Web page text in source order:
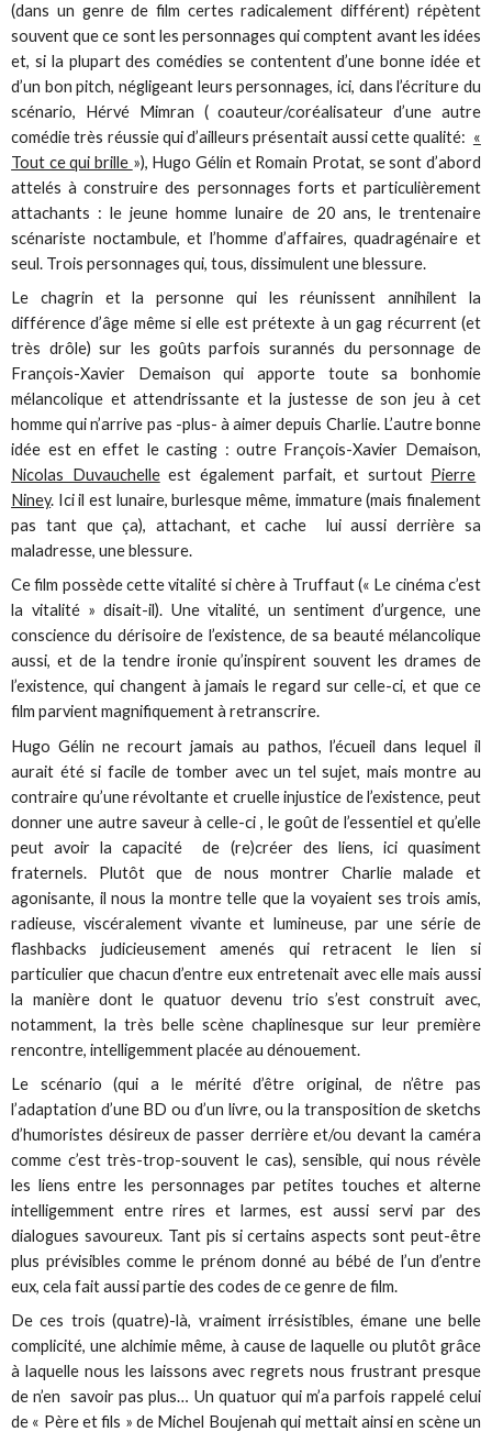
(dans un genre de film certes radicalement différent) répètent
souvent que ce sont les personnages qui comptent avant les idées
et, si la plupart des comédies se contentent d’une bonne idée et
d’un bon pitch, négligeant leurs personnages, ici, dans l’écriture du
scénario, Hérvé Mimran ( coauteur/coréalisateur d’une autre
comédie très réussie qui d’ailleurs présentait aussi cette qualité: «
Tout ce qui brille »), Hugo Gélin et Romain Protat, se sont d’abord
attelés à construire des personnages forts et particulièrement
attachants : le jeune homme lunaire de 20 ans, le trentenaire
scénariste noctambule, et l’homme d’affaires, quadragénaire et
seul. Trois personnages qui, tous, dissimulent une blessure.
Le chagrin et la personne qui les réunissent annihilent la
différence d’âge même si elle est prétexte à un gag récurrent (et
très drôle) sur les goûts parfois surannés du personnage de
François-Xavier Demaison qui apporte toute sa bonhomie
mélancolique et attendrissante et la justesse de son jeu à cet
homme qui n’arrive pas -plus- à aimer depuis Charlie. L’autre bonne
idée est en effet le casting : outre François-Xavier Demaison,
Nicolas Duvauchelleest également parfait, et surtout Pierre
Niney. Ici il est lunaire, burlesque même, immature (mais finalement
pas tant que ça), attachant, et cache lui aussi derrière sa
maladresse, une blessure.
Ce film possède cette vitalité si chère à Truffaut (« Le cinéma c’est
la vitalité » disait-il). Une vitalité, un sentiment d’urgence, une
conscience du dérisoire de l’existence, de sa beauté mélancolique
aussi, et de la tendre ironie qu’inspirent souvent les drames de
l’existence, qui changent à jamais le regard sur celle-ci, et que ce
film parvient magnifiquement à retranscrire.
Hugo Gélin ne recourt jamais au pathos, l’écueil dans lequel il
aurait été si facile de tomber avec un tel sujet, mais montre au
contraire qu’une révoltante et cruelle injustice de l’existence, peut
donner une autre saveur à celle-ci , le goût de l’essentiel et qu’elle
peut avoir la capacité de (re)créer des liens, ici quasiment
fraternels. Plutôt que de nous montrer Charlie malade et
agonisante, il nous la montre telle que la voyaient ses trois amis,
radieuse, viscéralement vivante et lumineuse, par une série de
flashbacks judicieusement amenés qui retracent le lien si
particulier que chacun d’entre eux entretenait avec elle mais aussi
la manière dont le quatuor devenu trio s’est construit avec,
notamment, la très belle scène chaplinesque sur leur première
rencontre, intelligemment placée au dénouement.
Le scénario (qui a le mérité d’être original, de n’être pas
l’adaptation d’une BD ou d’un livre, ou la transposition de sketchs
d’humoristes désireux de passer derrière et/ou devant la caméra
comme c’est très-trop-souvent le cas), sensible, qui nous révèle
les liens entre les personnages par petites touches et alterne
intelligemment entre rires et larmes, est aussi servi par des
dialogues savoureux. Tant pis si certains aspects sont peut-être
plus prévisibles comme le prénom donné au bébé de l’un d’entre
eux, cela fait aussi partie des codes de ce genre de film.
De ces trois (quatre)-là, vraiment irrésistibles, émane une belle
complicité, une alchimie même, à cause de laquelle ou plutôt grâce
à laquelle nous les laissons avec regrets nous frustrant presque
de n’en savoir pas plus… Un quatuor qui m’a parfois rappelé celui
de « Père et fils » de Michel Boujenah qui mettait ainsi en scène un